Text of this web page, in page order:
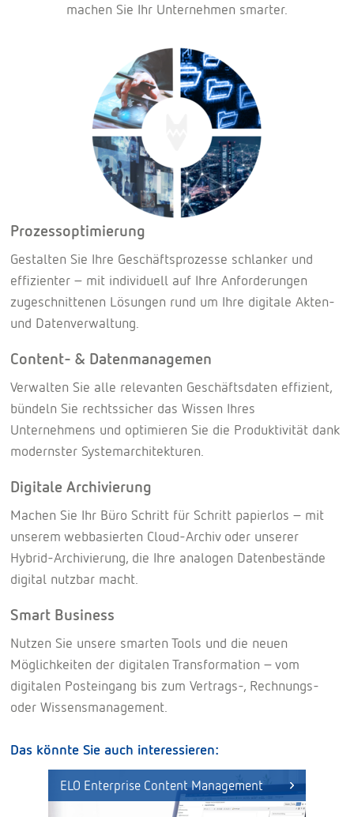
machen Sie Ihr Unternehmen smarter.
Prozessoptimierung
Gestalten Sie Ihre Geschäftsprozesse schlanker und
effizienter – mit individuell auf Ihre Anforderungen
zugeschnittenen Lösungen rund um Ihre digitale Akten-
und Datenverwaltung.
Content- & Datenmanagemen
Verwalten Sie alle relevanten Geschäftsdaten effizient,
bündeln Sie rechtssicher das Wissen Ihres
Unternehmens und optimieren Sie die Produktivität dank
modernster Systemarchitekturen.
Digitale Archivierung
Machen Sie Ihr Büro Schritt für Schritt papierlos – mit
unserem webbasierten Cloud-Archiv oder unserer
Hybrid-Archivierung, die Ihre analogen Datenbestände
digital nutzbar macht.
Smart Business
Nutzen Sie unsere smarten Tools und die neuen
Möglichkeiten der digitalen Transformation – vom
digitalen Posteingang bis zum Vertrags-, Rechnungs-
oder Wissensmanagement.
Das könnte Sie auch interessieren:
ELO Enterprise Content Management